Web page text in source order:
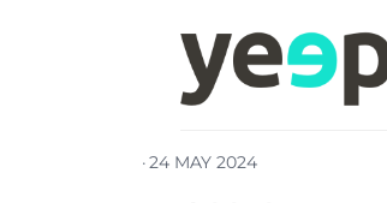
·24 MAY 2024